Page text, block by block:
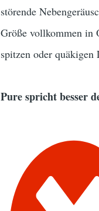
störende
Größe vollkommen in
spitzen oder
Pure spricht besser